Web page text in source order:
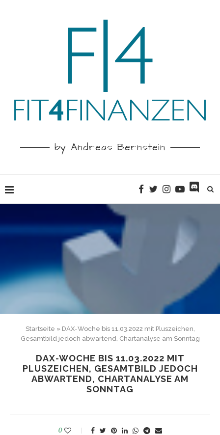
by Andreas Bernstein
Startseite » DAX-Woche bis 11.03.2022 mit Pluszeichen,
Gesamtbild jedoch abwartend, Chartanalyse am Sonntag
DAX-WOCHE BIS 11.03.2022 MIT
PLUSZEICHEN, GESAMTBILD JEDOCH
ABWARTEND, CHARTANALYSE AM
SONNTAG
0